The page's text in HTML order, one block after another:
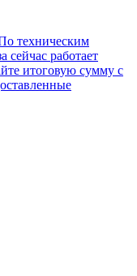
техническим
сейчас работает
итоговую сумму с